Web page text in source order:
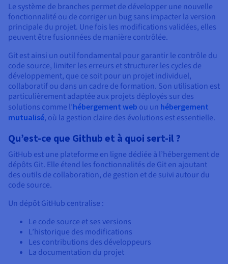
Le système de branches permet de développer une nouvelle
fonctionnalité ou de corriger un bug sans impacter la version
principale du projet. Une fois les modifications validées, elles
peuvent être fusionnées de manière contrôlée.
Git est ainsi un outil fondamental pour garantir le contrôle du
code source, limiter les erreurs et structurer les cycles de
développement, que ce soit pour un projet individuel,
collaboratif ou dans un cadre de formation. Son utilisation est
particulièrement adaptée aux projets déployés sur des
solutions comme l’hébergement web ou un hébergement
mutualisé, où la gestion claire des évolutions est essentielle.
Qu’est-ce que Github et à quoi sert-il ?
GitHub est une plateforme en ligne dédiée à l’hébergement de
dépôts Git. Elle étend les fonctionnalités de Git en ajoutant
des outils de collaboration, de gestion et de suivi autour du
code source.
Un dépôt GitHub centralise :
Le code source et ses versions
L’historique des modifications
Les contributions des développeurs
La documentation du projet